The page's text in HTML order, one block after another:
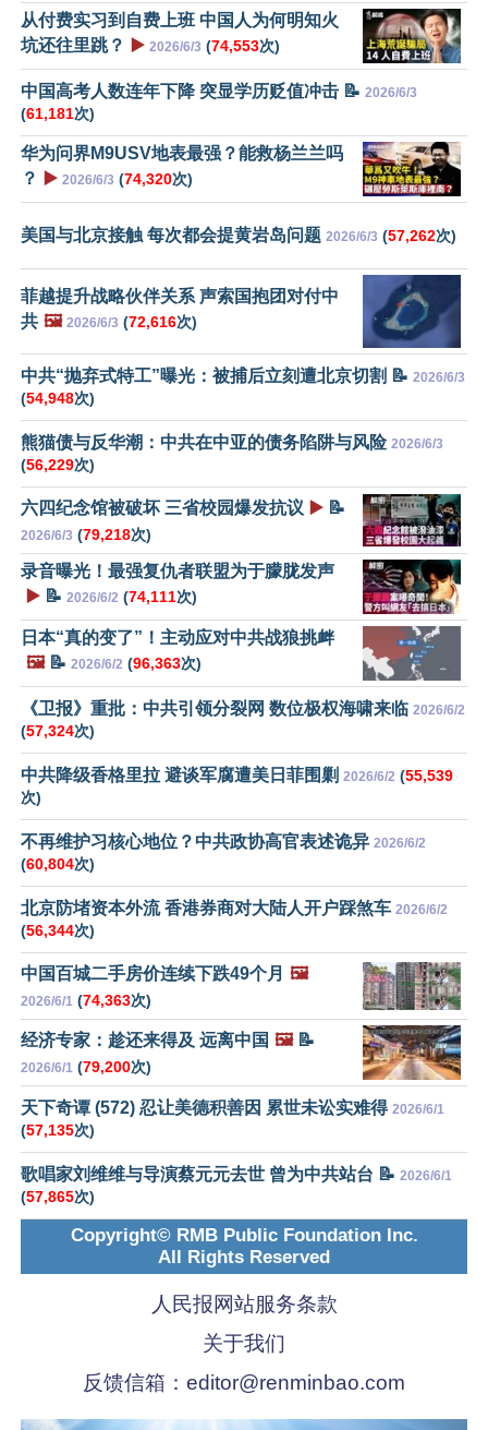
从付费实习到自费上班 中国人为何明知火
坑还往里跳？
▶️ 2026/6/3 (74,553次)
中国高考人数连年下降 突显学历贬值冲击 📝 2026/6/3
(61,181次)
华为问界M9USV地表最强？能救杨兰兰吗
？
▶️ 2026/6/3 (74,320次)
美国与北京接触 每次都会提黄岩岛问题 2026/6/3 (57,262次)
菲越提升战略伙伴关系 声索国抱团对付中
共 🖼️ 2026/6/3 (72,616次)
中共“抛弃式特工”曝光：被捕后立刻遭北京切割 📝 2026/6/3
(54,948次)
熊猫债与反华潮：中共在中亚的债务陷阱与风险 2026/6/3
(56,229次)
六四纪念馆被破坏 三省校园爆发抗议 ▶️ 📝
2026/6/3 (79,218次)
录音曝光！最强复仇者联盟为于朦胧发声
▶️ 📝 2026/6/2 (74,111次)
日本“真的变了”！主动应对中共战狼挑衅
🖼️📝 2026/6/2 (96,363次)
《卫报》重批：中共引领分裂网 数位极权海啸来临 2026/6/2
(57,324次)
中共降级香格里拉 避谈军腐遭美日菲围剿 2026/6/2 (55,539
次)
不再维护习核心地位？中共政协高官表述诡异 2026/6/2
(60,804次)
北京防堵资本外流 香港券商对大陆人开户踩煞车 2026/6/2
(56,344次)
中国百城二手房价连续下跌49个月 🖼️
2026/6/1 (74,363次)
经济专家：趁还来得及 远离中国 🖼️📝
2026/6/1 (79,200次)
天下奇谭 (572) 忍让美德积善因 累世未讼实难得 2026/6/1
(57,135次)
歌唱家刘维维与导演蔡元元去世 曾为中共站台 📝 2026/6/1
(57,865次)
Copyright© RMB Public Foundation Inc.
All Rights Reserved
人民报网站服务条款
关于我们
反馈信箱： editor@renminbao.com